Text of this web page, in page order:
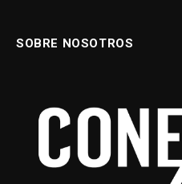
SOBRE NOSOTROS